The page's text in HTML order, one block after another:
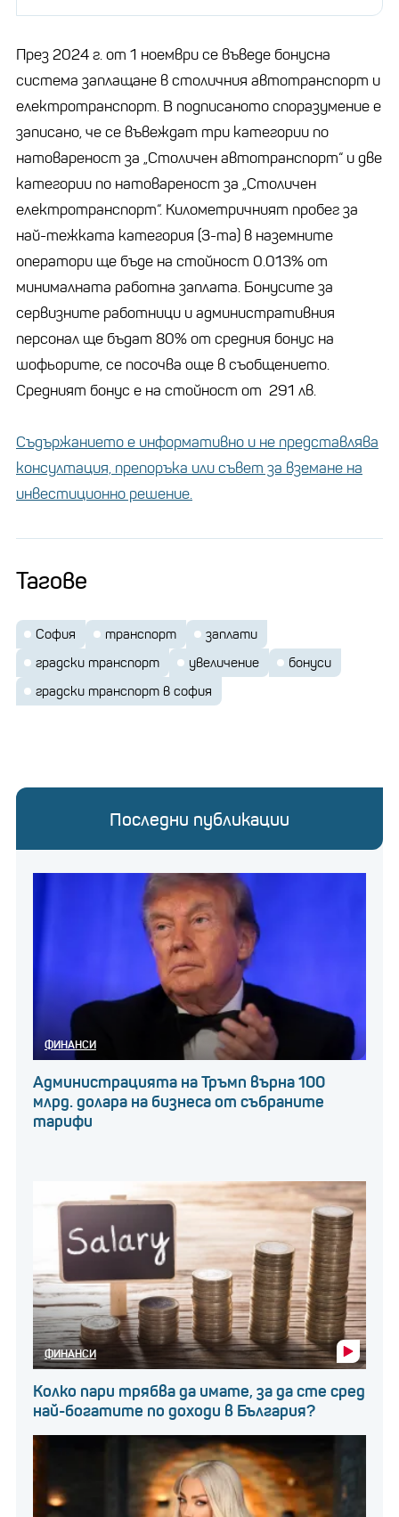
През 2024 г. от 1 ноември се въведе бонусна
система заплащане в столичния автотранспорт и
електротранспорт. В подписаното споразумение е
записано, че се въвеждат три категории по
натовареност за „Столичен автотранспорт“ и две
категории по натовареност за „Столичен
електротранспорт“. Километричният пробег за
най-тежката категория (3-та) в наземните
оператори ще бъде на стойност 0.013% от
минималната работна заплата. Бонусите за
сервизните работници и административния
персонал ще бъдат 80% от средния бонус на
шофьорите, се посочва още в съобщението.
Средният бонус е на стойност от 291 лв.
Съдържанието е информативно и не представлява
консултация, препоръка или съвет за вземане на
инвестиционно решение.
Тагове
София транспорт
заплати
градски транспорт
увеличение
бонуси
градски транспорт в софия
Последни публикации
ФИНАНСИ
Администрацията на Тръмп върна 100
млрд. долара на бизнеса от събраните
тарифи
ФИНАНСИ
Колко пари трябва да имате, за да сте сред
най-богатите по доходи в България?